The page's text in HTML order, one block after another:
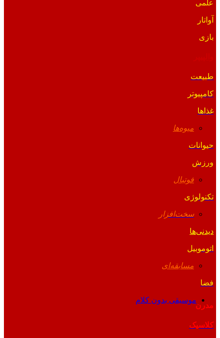
علمی
آواتار
بازی
طبیعت
کامپیوتر
غذاها
میوه‌ها
حیوانات
ورزش
فوتبال
تکنولوژی
سخت‌افزار
دیدنی‌ها
اتوموبیل
مسابقه‌ای
فضا
موسیقی بدون کلام
مدرن
کلاسیک